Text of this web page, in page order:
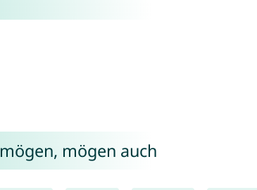
mögen auch